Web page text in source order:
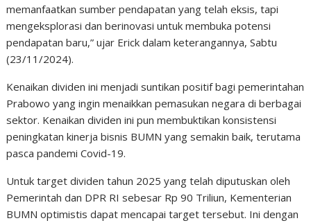
memanfaatkan sumber pendapatan yang telah eksis, tapi
mengeksplorasi dan berinovasi untuk membuka potensi
pendapatan baru,” ujar Erick dalam keterangannya, Sabtu
(23/11/2024).
Kenaikan dividen ini menjadi suntikan positif bagi pemerintahan
Prabowo yang ingin menaikkan pemasukan negara di berbagai
sektor. Kenaikan dividen ini pun membuktikan konsistensi
peningkatan kinerja bisnis BUMN yang semakin baik, terutama
pasca pandemi Covid-19.
Untuk target dividen tahun 2025 yang telah diputuskan oleh
Pemerintah dan DPR RI sebesar Rp 90 Triliun, Kementerian
BUMN optimistis dapat mencapai target tersebut. Ini dengan